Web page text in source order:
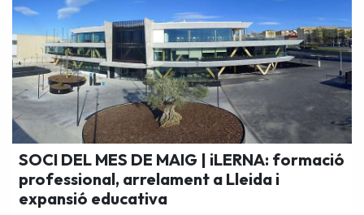
SOCI DEL MES DE MAIG | iLERNA: formació
professional, arrelament a Lleida i
expansió educativa